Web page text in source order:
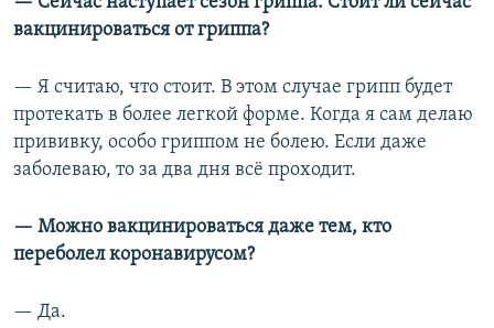
вакцинироваться от гриппа?
— Я считаю, что стоит. В этом случае грипп будет
протекать в более легкой форме. Когда я сам делаю
прививку, особо гриппом не болею. Если даже
заболеваю, то за два дня всё проходит.
— Можно вакцинироваться даже тем, кто
переболел коронавирусом?
— Да.